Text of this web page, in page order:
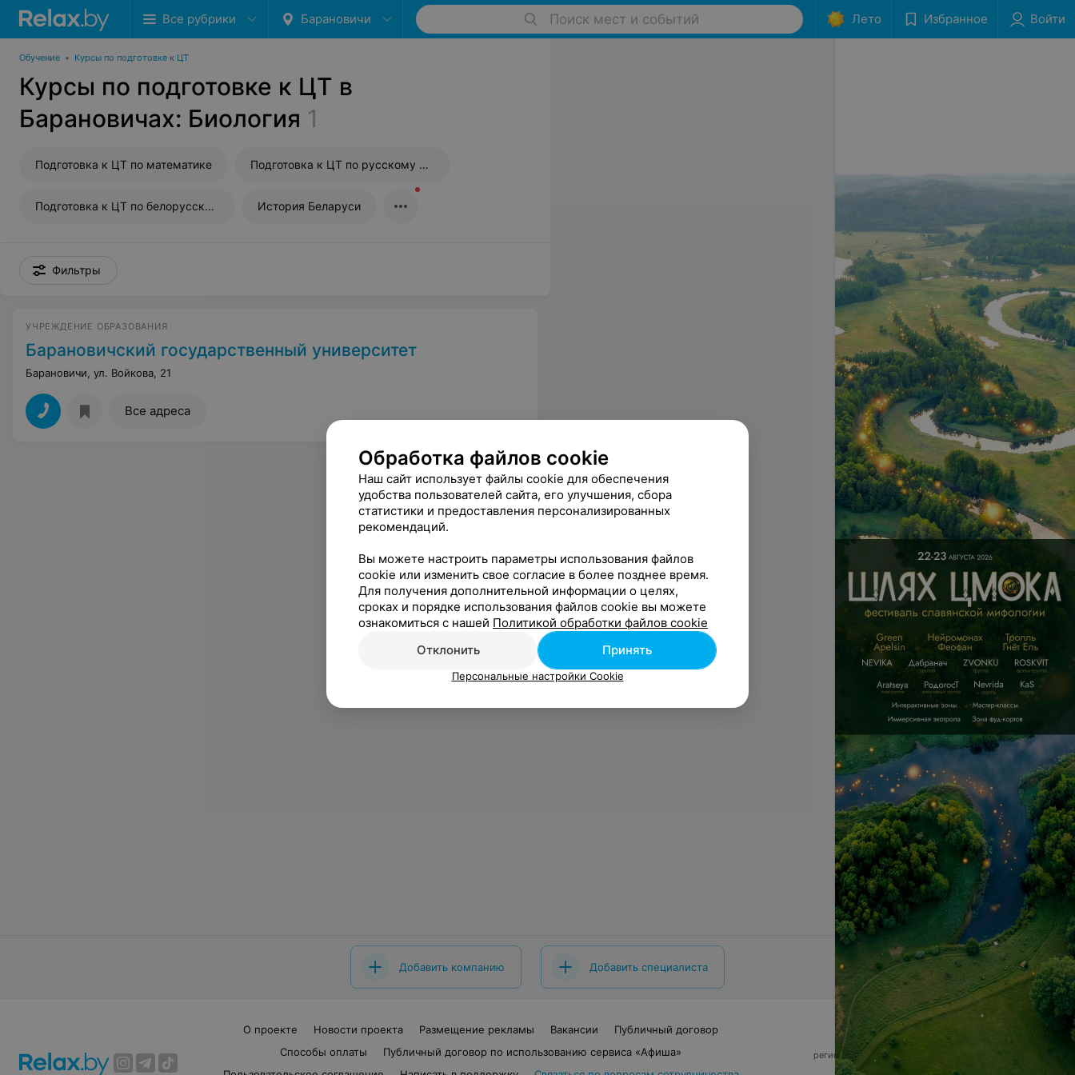
Все рубрики Барановичи Поиск мест и событий Лето Избранное Войти
Обучение • Курсы по подготовке к ЦТ
Курсы по подготовке к ЦТ в
Барановичах: Биология 1
Подготовка к ЦТ по математике Подготовка к ЦТ по русскому языку
Подготовка к ЦТ по белорусскому языку История Беларуси
Фильтры
УЧРЕЖДЕНИЕ ОБРАЗОВАНИЯ
Барановичский государственный университет
Барановичи, ул. Войкова, 21
Все адреса
Добавить компанию Добавить специалиста
О проекте Новости проекта Размещение рекламы Вакансии
Публичный договор
Способы оплаты
Публичный договор по использованию сервиса «Афиша»
© 2026 ООО «Артокс Лаб», УНП 191700409,
регистрирующий орган - Минский горисполком
220012, Республика Беларусь, г. Минск,
Обработка файлов cookie
Наш сайт использует файлы cookie для обеспечения
удобства пользователей сайта, его улучшения, сбора
статистики и предоставления персонализированных
рекомендаций.
Вы можете настроить параметры использования файлов
cookie или изменить свое согласие в более позднее время.
Для получения дополнительной информации о целях,
сроках и порядке использования файлов cookie вы можете
ознакомиться с нашей Политикой обработки файлов cookie
Отклонить
Принять
Персональные настройки Cookie